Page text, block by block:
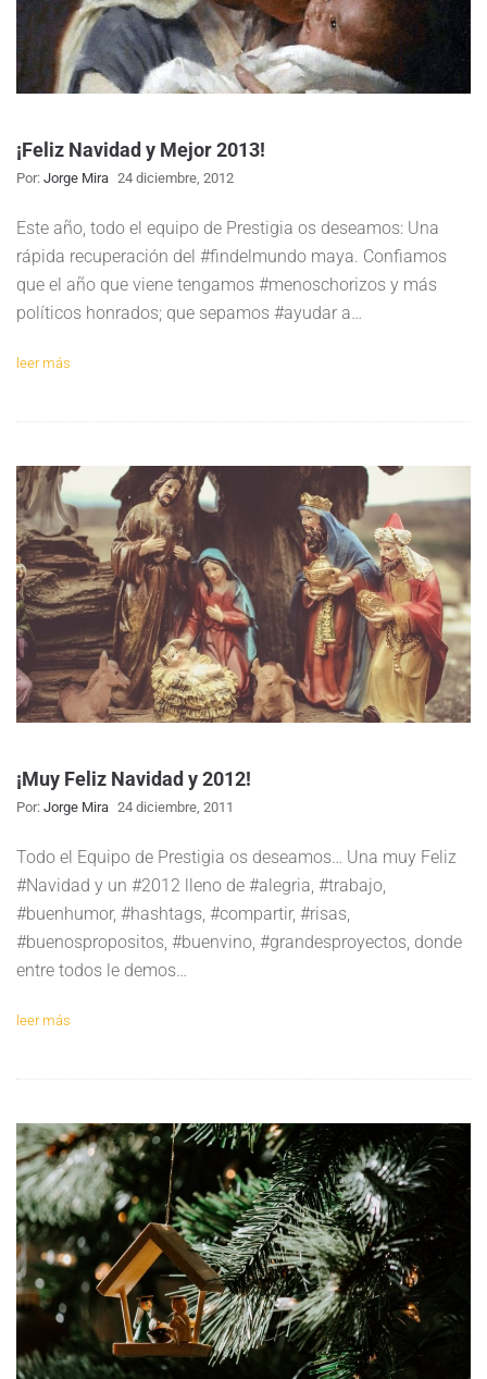
¡Feliz Navidad y Mejor 2013!
Por: Jorge Mira 24 diciembre, 2012
Este año, todo el equipo de Prestigia os deseamos: Una
rápida recuperación del #findelmundo maya. Confiamos
que el año que viene tengamos #menoschorizos y más
políticos honrados; que sepamos #ayudar a…
leer más
¡Muy Feliz Navidad y 2012!
Por: Jorge Mira 24 diciembre, 2011
Todo el Equipo de Prestigia os deseamos… Una muy Feliz
#Navidad y un #2012 lleno de #alegria, #trabajo,
#buenhumor, #hashtags, #compartir, #risas,
#buenospropositos, #buenvino, #grandesproyectos, donde
entre todos le demos…
leer más